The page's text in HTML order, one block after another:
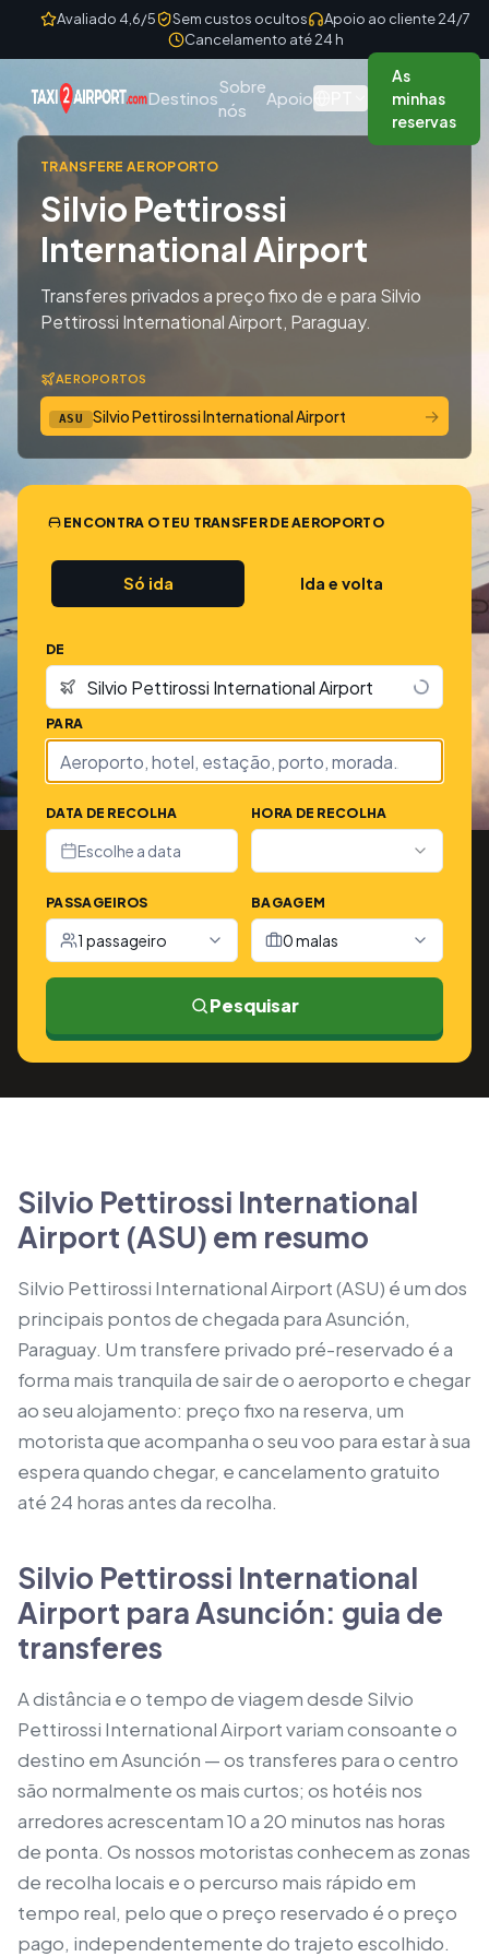
Skip to content
Avaliado 4,6/5 Sem custos ocultos
Apoio ao cliente 24/7
Cancelamento até 24 h
Destinos
Sobre
nós
Apoio
As
minhas
reservas
TRANSFERE AEROPORTO
Silvio Pettirossi
International Airport
Transferes privados a preço fixo de e para Silvio
Pettirossi International Airport, Paraguay.
AEROPORTOS
ASU Silvio Pettirossi International Airport →
ENCONTRA O TEU TRANSFER DE AEROPORTO
Só ida Ida e volta
DE
PARA
DATA DE RECOLHA
Escolhe a data
HORA DE RECOLHA
PASSAGEIROS
1 passageiro
BAGAGEM
0 malas
Pesquisar
Silvio Pettirossi International
Airport (ASU) em resumo
Silvio Pettirossi International Airport (ASU) é um dos
principais pontos de chegada para Asunción,
Paraguay. Um transfere privado pré-reservado é a
forma mais tranquila de sair de o aeroporto e chegar
ao seu alojamento: preço fixo na reserva, um
motorista que acompanha o seu voo para estar à sua
espera quando chegar, e cancelamento gratuito
até 24 horas antes da recolha.
Silvio Pettirossi International
Airport para Asunción: guia de
transferes
A distância e o tempo de viagem desde Silvio
Pettirossi International Airport variam consoante o
destino em Asunción — os transferes para o centro
são normalmente os mais curtos; os hotéis nos
arredores acrescentam 10 a 20 minutos nas horas
de ponta. Os nossos motoristas conhecem as zonas
de recolha locais e o percurso mais rápido em
tempo real, pelo que o preço reservado é o preço
pago, independentemente do trajeto escolhido.